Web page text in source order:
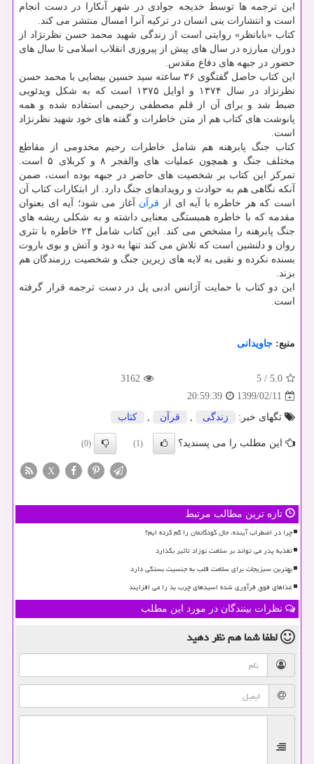
این ترجمه ها توسط خدیجه جوادی در شهر آنکارا در دست انجام
است و انتشارات ینی انسان در ترکیه آنرا امسال منتشر می کند.
کتاب «بابانظر» روایتی است از زندگی شهید محمد حسن نظرنژاد از
دوران مبارزه در سال های پیش از پیروزی انقلاب اسلامی تا سال های
حضور در جبهه های دفاع مقدس.
این کتاب حاصل گفتگوی ۳۶ ساعته سید حسین بیضایی با محمد حسن
نظرنژاد در سال ۱۳۷۴ و اوایل ۱۳۷۵ است که به شکل ویدئویی
ضبط شد و برای آن از قلم مصطفی رحیمی استفاده شده و همه
پانوشت های کتاب هم از متن خاطرات و گفته های خود شهید نظرنژاد
است.
کتاب جنگ پابرهنه هم شامل خاطرات رحیم مخدومی از مقاطع
مختلف جنگ و همچون عملیات های والفجر ۸ و کربلای ۵ است.
تمرکز این کتاب بر شخصیت های حاضر در جبهه بوده است، ضمن
آنکه نگاهی هم به حوادث و رویدادهای جنگ دارد. از ابتکارات کتاب آن
است که هر خاطره با آیه ای از قرآن آغاز می شود؛ آیه ای بعنوان
مقدمه که با خاطره همبستگی معنایی داشته و به شکلی ریشه های
جنگ پابرهنه را مشخص می کند. این کتاب شامل ۲۴ خاطره با نثری
روان و دلنشین است که تلاش می کند تنها به دود و آتش و بوی باروت
بسنده نکرده و نقبی به لایه های زیرین جنگ و شخصیت رزمندگان هم
بزند.
این دو کتاب با حمایت آژانس ادبی پل در دست ترجمه قرار گرفته
است.
منبع: جاویدانی
5.0
/
5
3162
1399/02/11
20:59:39
تگهای خبر:
زندگی , قرآن , كتاب
این مطلب را می پسندید؟ (1)
(0)
X
تازه ترین مطالب مرتبط
چرا در اضطراب آینده، حال کودکانمان را گم کرده ایم؟
تغذیه پدر می تواند بر سلامت نوزاد تأثیر بگذارد
بهترین سبزیجات برای سلامت قلب به جنسیت بستگی دارد
غذاهای فوق فرآوری شده اسیدهای چرب بد را می افزایند
نظرات بینندگان در مورد این مطلب
لطفا شما همنظر دهید